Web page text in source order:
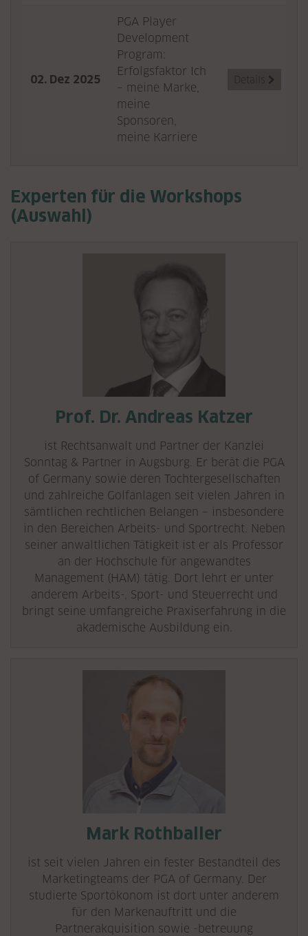
02. Dez 2025
PGA Player
Development
Program:
Erfolgsfaktor Ich
– meine Marke,
meine
Sponsoren,
meine Karriere
Details 
Experten für die Workshops
(Auswahl)
Prof. Dr. Andreas Katzer
ist Rechtsanwalt und Partner der Kanzlei
Sonntag & Partner in Augsburg. Er berät die PGA
of Germany sowie deren Tochtergesellschaften
und zahlreiche Golfanlagen seit vielen Jahren in
sämtlichen rechtlichen Belangen – insbesondere
in den Bereichen Arbeits- und Sportrecht. Neben
seiner anwaltlichen Tätigkeit ist er als Professor
an der Hochschule für angewandtes
Management (HAM) tätig. Dort lehrt er unter
anderem Arbeits-, Sport- und Steuerrecht und
bringt seine umfangreiche Praxiserfahrung in die
akademische Ausbildung ein.
Mark Rothballer
ist seit vielen Jahren ein fester Bestandteil des
Marketingteams der PGA of Germany. Der
studierte Sportökonom ist dort unter anderem
für den Markenauftritt und die
Partnerakquisition sowie -betreuung